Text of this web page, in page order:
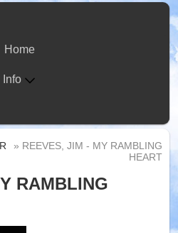
Home
Info
» REEVES, JIM - MY RAMBLING
HEART
RAMBLING